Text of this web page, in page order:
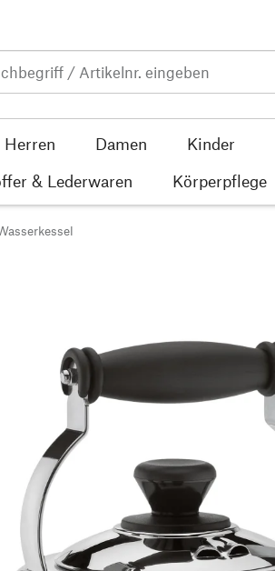
Herren Damen Kinder
& Lederwaren Körperpflege